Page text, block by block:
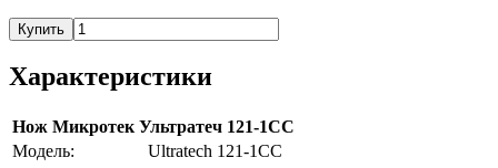
Купить
Характеристики
Нож Микротек Ультратеч 121-1СС
Модель:
Ultratech 121-1CC